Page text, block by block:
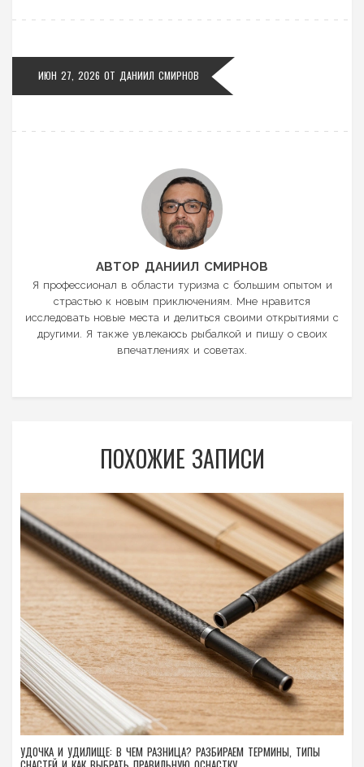
ИЮН 27, 2026 ОТ ДАНИИЛ СМИРНОВ
АВТОР ДАНИИЛ СМИРНОВ
Я профессионал в области туризма с большим опытом и
страстью к новым приключениям. Мне нравится
исследовать новые места и делиться своими открытиями с
другими. Я также увлекаюсь рыбалкой и пишу о своих
впечатлениях и советах.
ПОХОЖИЕ ЗАПИСИ
УДОЧКА И УДИЛИЩЕ: В ЧЕМ РАЗНИЦА? РАЗБИРАЕМ ТЕРМИНЫ, ТИПЫ